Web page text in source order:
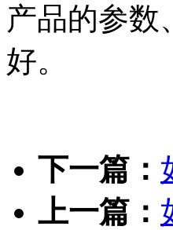
产品的参数
好。
下一篇：
上一篇：